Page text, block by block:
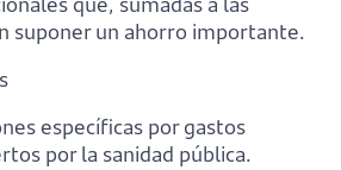
suponer un ahorro importante.
específicas por gastos
por la sanidad pública.